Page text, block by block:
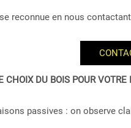
reconnue en nous
CHOIX DU BOIS POUR
passives : on observe